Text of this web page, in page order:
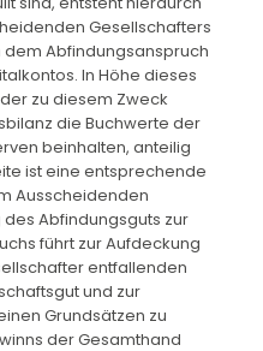
Gesellschafters
dem Abfindungsanspruch
In Höhe dieses
zu diesem Zweck
die Buchwerte der
beinhalten, anteilig
ist eine entsprechende
Ausscheidenden
Abfindungsguts zur
führt zur Aufdeckung
entfallenden
und zur
Grundsätzen zu
der Gesamthand